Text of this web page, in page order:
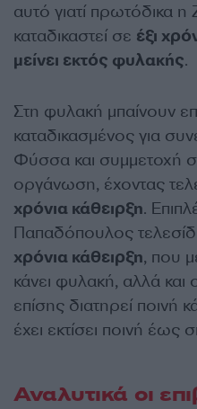
αυτό γιατί πρωτόδικα η
καταδικαστεί σε έξι
μείνει εκτός φυλακής.
Στη φυλακή μπαίνουν
καταδικασμένος για
Φύσσα και συμμετοχή
οργάνωση, έχοντας
χρόνια κάθειρξη.
Παπαδόπουλος
χρόνια κάθειρξη, που
κάνει φυλακή, αλλά και
επίσης διατηρεί ποινή
έχει εκτίσει ποινή έως
Αναλυτικά οι